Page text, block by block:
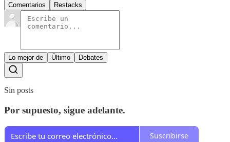
Comentarios Restacks
Lo mejor de Último Debates
Sin posts
Por supuesto, sigue adelante.
Suscribirse